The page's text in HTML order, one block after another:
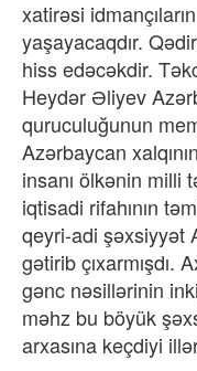
xatirəsi
yaşayacaqdır.
hiss edəcəkdir.
Heydər Əliyev
quruculuğunun
Azərbaycan
insanı ölkənin milli
iqtisadi rifahının
qeyri-adi şəxsiyyət
gətirib çıxarmışdı.
gənc nəsillərinin
məhz bu böyük
arxasına keçdiyi